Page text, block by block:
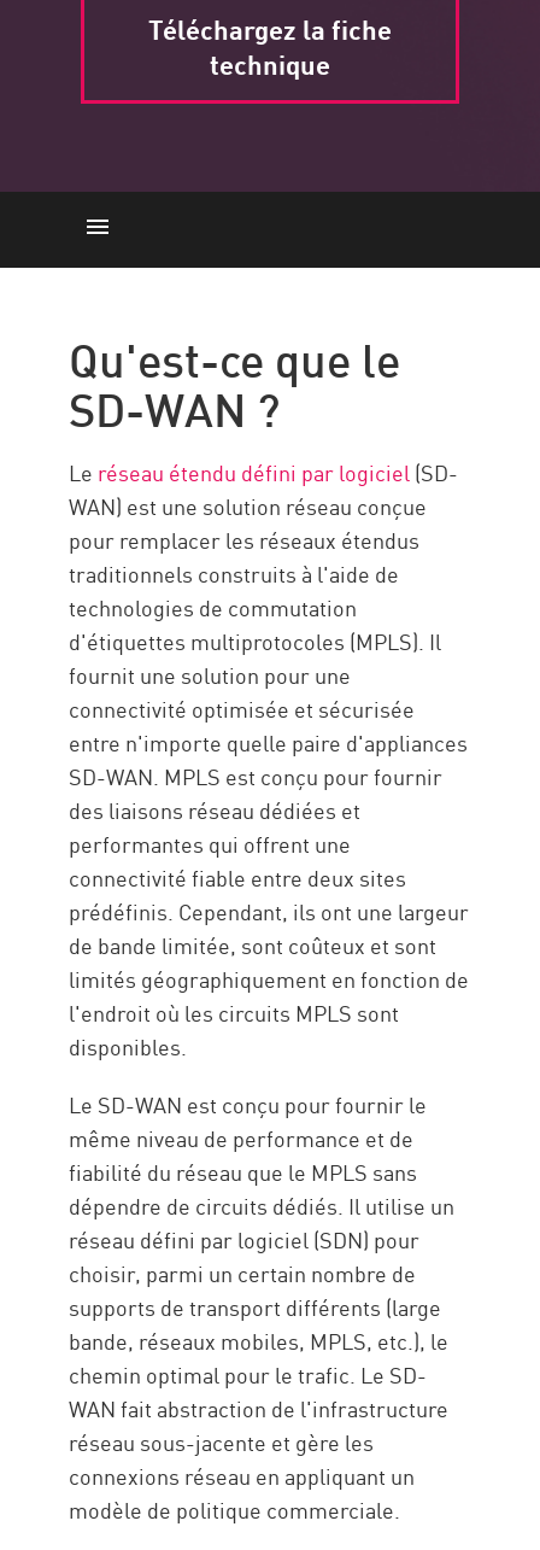
Téléchargez la fiche
technique
Similitudes et différences
A retenir
Ressources
Qu'est-ce que le
SD-WAN ?
Le réseau étendu défini par logiciel(SD-
WAN) est une solution réseau conçue
pour remplacer les réseaux étendus
traditionnels construits à l'aide de
technologies de commutation
d'étiquettes multiprotocoles (MPLS). Il
fournit une solution pour une
connectivité optimisée et sécurisée
entre n'importe quelle paire d'appliances
SD-WAN. MPLS est conçu pour fournir
des liaisons réseau dédiées et
performantes qui offrent une
connectivité fiable entre deux sites
prédéfinis. Cependant, ils ont une largeur
de bande limitée, sont coûteux et sont
limités géographiquement en fonction de
l'endroit où les circuits MPLS sont
disponibles.
Le SD-WAN est conçu pour fournir le
même niveau de performance et de
fiabilité du réseau que le MPLS sans
dépendre de circuits dédiés. Il utilise un
réseau défini par logiciel (SDN) pour
choisir, parmi un certain nombre de
supports de transport différents (large
bande, réseaux mobiles, MPLS, etc.), le
chemin optimal pour le trafic. Le SD-
WAN fait abstraction de l'infrastructure
réseau sous-jacente et gère les
connexions réseau en appliquant un
modèle de politique commerciale.